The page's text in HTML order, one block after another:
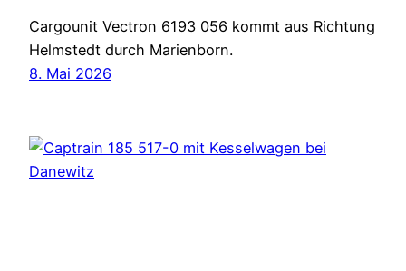
Cargounit Vectron 6193 056 kommt aus Richtung
Helmstedt durch Marienborn.
8. Mai 2026